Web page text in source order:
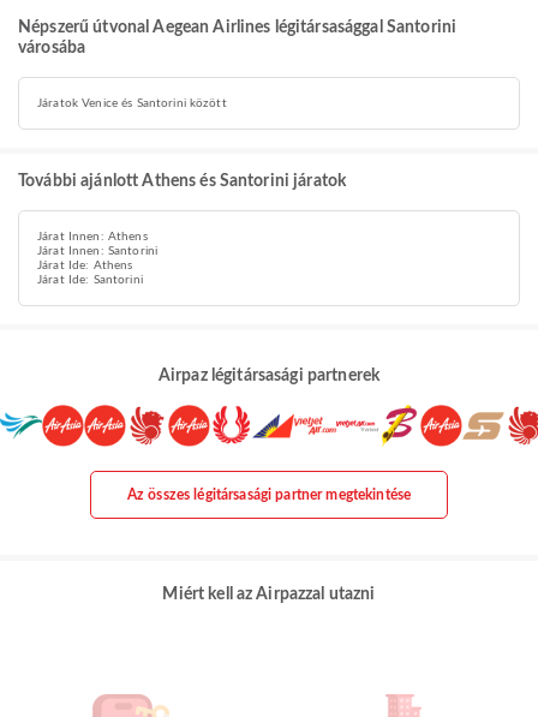
Népszerű útvonal Aegean Airlines légitársasággal Santorini
városába
Járatok Venice és Santorini között
További ajánlott Athens és Santorini járatok
Járat Innen: Athens
Járat Innen: Santorini
Járat Ide: Athens
Járat Ide: Santorini
Airpaz légitársasági partnerek
Az összes légitársasági partner megtekintése
Miért kell az Airpazzal utazni